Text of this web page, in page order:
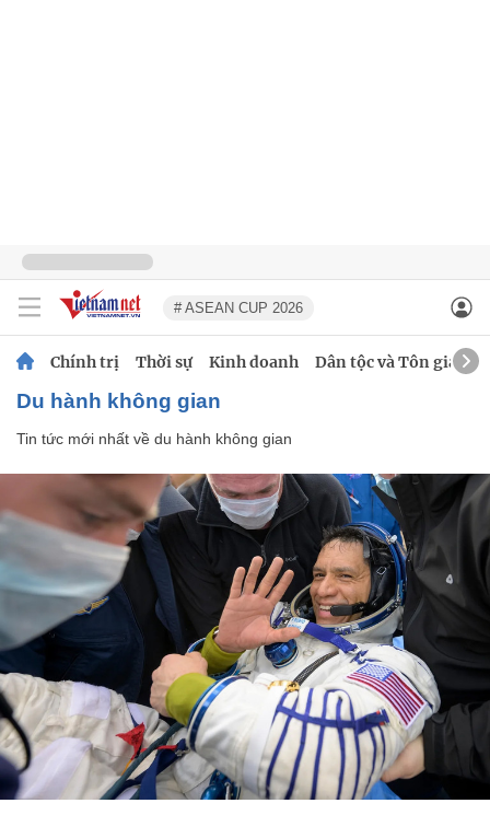
# ASEAN CUP 2026
Chính trị Thời sự Kinh doanh Dân tộc và Tôn giáo
du hành không gian
Tin tức mới nhất về du hành không gian